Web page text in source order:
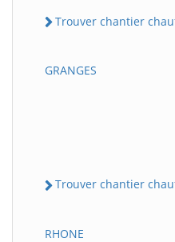
Trouver chantier
GRANGES
Trouver chantier
RHONE